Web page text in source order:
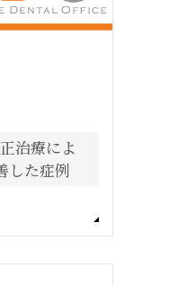
治療によ
した症例